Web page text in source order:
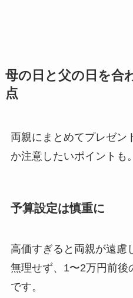
母の日と父の日を合
点
両親にまとめてプレゼン
か注意したいポイントも。
予算設定は慎重に
高価すぎると両親が遠慮
無理せず、1〜2万円前後
です。